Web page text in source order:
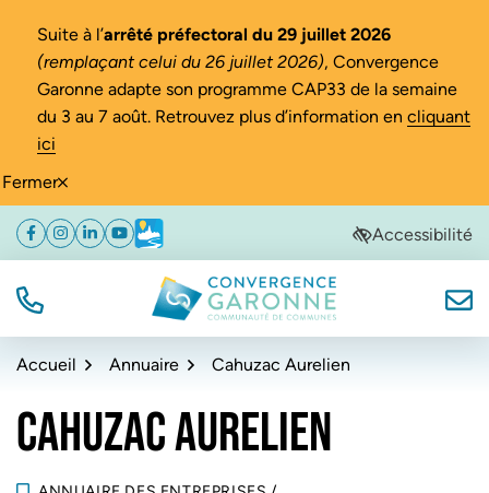
Fermer
Suite à l’arrêté préfectoral du 29 juillet 2026
(remplaçant celui du 26 juillet 2026), Convergence
Garonne adapte son programme CAP33 de la semaine
du 3 au 7 août. Retrouvez plus d’information en cliquant
ici
Aller
navigation
Aller
au
Aller
au
de
Facebook
(ouverture dans un nouvel onglet)
Instagram
(ouverture dans un nouvel onglet)
Linkedin
(ouverture dans un nouvel onglet)
YouTube
(ouverture dans un nouvel onglet)
Météo
(ouverture dans un nouvel onglet)Accessibilité
TÉL. Convergence Garonne
Accueil Annuaire Cahuzac Aurelien
CAHUZAC AURELIEN